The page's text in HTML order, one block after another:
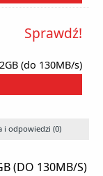
(do 130MB/s)
Sprawdź!
i odpowiedzi (0)
(DO 130MB/S)